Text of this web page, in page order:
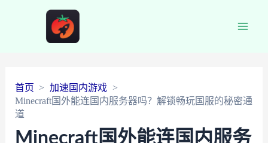
首页
加速国内游戏
Minecraft国外能连国内服务器吗？解锁畅玩国服的秘密通
道
Minecraft国外能连国内服务